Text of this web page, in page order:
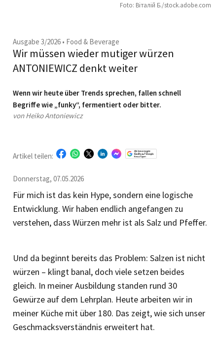
Foto: Віталій Б./stock.adobe.com
Ausgabe 3/2026 • Food & Beverage
Wir müssen wieder mutiger würzen
ANTONIEWICZ denkt weiter
Wenn wir heute über Trends sprechen, fallen schnell
Begriffe wie „funky“, fermentiert oder bitter.
von Heiko Antoniewicz
Donnerstag, 07.05.2026
Artikel teilen:
Für mich ist das kein Hype, sondern eine logische
Entwicklung. Wir haben endlich angefangen zu
verstehen, dass Würzen mehr ist als Salz und Pfeffer.
Und da beginnt bereits das Problem: Salzen ist nicht
würzen – klingt banal, doch viele setzen beides
gleich. In meiner Ausbildung standen rund 30
Gewürze auf dem Lehrplan. Heute arbeiten wir in
meiner Küche mit über 180. Das zeigt, wie sich unser
Geschmacksverständnis erweitert hat.